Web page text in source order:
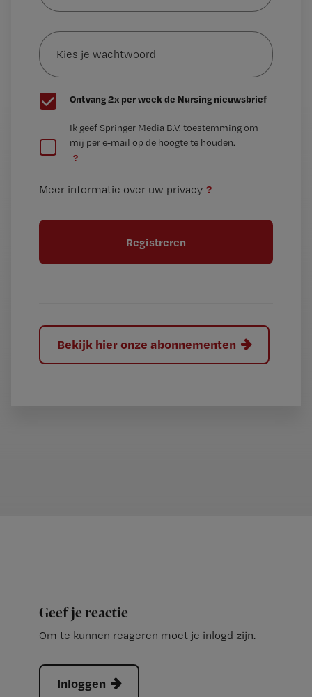
mailadres?
Kies
je
wachtwoord
G
e
t
Ontvang 2x per week de Nursing nieuwsbrief
e
t
t
l
Ik geef Springer Media B.V. toestemming om
mij per e-mail op de hoogte te houden.
?
Meer informatie over uw privacy ?
Bekijk hier onze abonnementen
Geef je reactie
Om te kunnen reageren moet je inlogd zijn.
Inloggen